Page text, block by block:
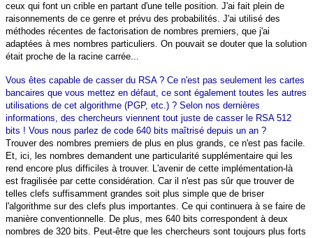
ceux qui font un crible en partant d'une telle position. J'ai fait plein de
raisonnements de ce genre et prévu des probabilités. J'ai utilisé des
méthodes récentes de factorisation de nombres premiers, que j'ai
adaptées à mes nombres particuliers. On pouvait se douter que la solution
était proche de la racine carrée...
Vous êtes capable de casser du RSA ? Ce n'est pas seulement les cartes
bancaires que vous mettez en défaut, ce sont également toutes les autres
utilisations de cet algorithme (PGP, etc.) ? Selon nos dernières
informations, des chercheurs viennent tout juste de casser le RSA 512
bits ! Vous nous parlez de code 640 bits maîtrisé depuis un an ?
Trouver des nombres premiers de plus en plus grands, ce n'est pas facile.
Et, ici, les nombres demandent une particularité supplémentaire qui les
rend encore plus difficiles à trouver. L'avenir de cette implémentation-là
est fragilisée par cette considération. Car il n'est pas sûr que trouver de
telles clefs suffisamment grandes soit plus simple que de briser
l'algorithme sur des clefs plus importantes. Ce qui continuera à se faire de
manière conventionnelle. De plus, mes 640 bits correspondent à deux
nombres de 320 bits. Peut-être que les chercheurs sont toujours plus forts